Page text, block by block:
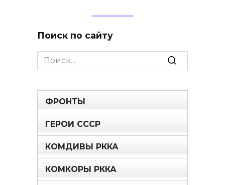
Поиск по сайту
Search
for:
ФРОНТЫ
ГЕРОИ СССР
КОМДИВЫ РККА
КОМКОРЫ РККА